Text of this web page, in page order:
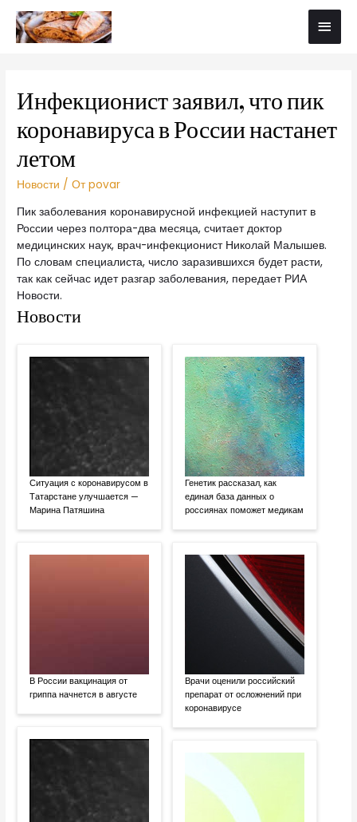
Инфекционист заявил, что пик
коронавируса в России настанет
летом
Новости / От povar
Пик заболевания коронавирусной инфекцией наступит в
России через полтора-два месяца, считает доктор
медицинских наук, врач-инфекционист Николай Малышев.
По словам специалиста, число заразившихся будет расти,
так как сейчас идет разгар заболевания, передает РИА
Новости.
Новости
Ситуация с коронавирусом в
Татарстане улучшается —
Марина Патяшина
В России вакцинация от
гриппа начнется в августе
Генетик рассказал, как
единая база данных о
россиянах поможет медикам
Врачи оценили российский
препарат от осложнений при
коронавирусе